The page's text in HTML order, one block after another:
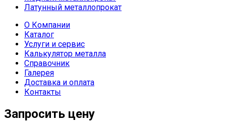
Латунный металлопрокат
О Компании
Каталог
Услуги и сервис
Калькулятор металла
Справочник
Галерея
Доставка и оплата
Контакты
Запросить цену